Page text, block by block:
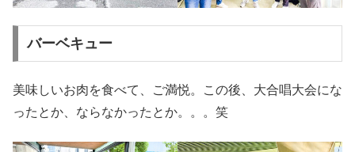
バーベキュー
美味しいお肉を食べて、ご満悦。この後、大合唱大会にな
ったとか、ならなかったとか。。。笑